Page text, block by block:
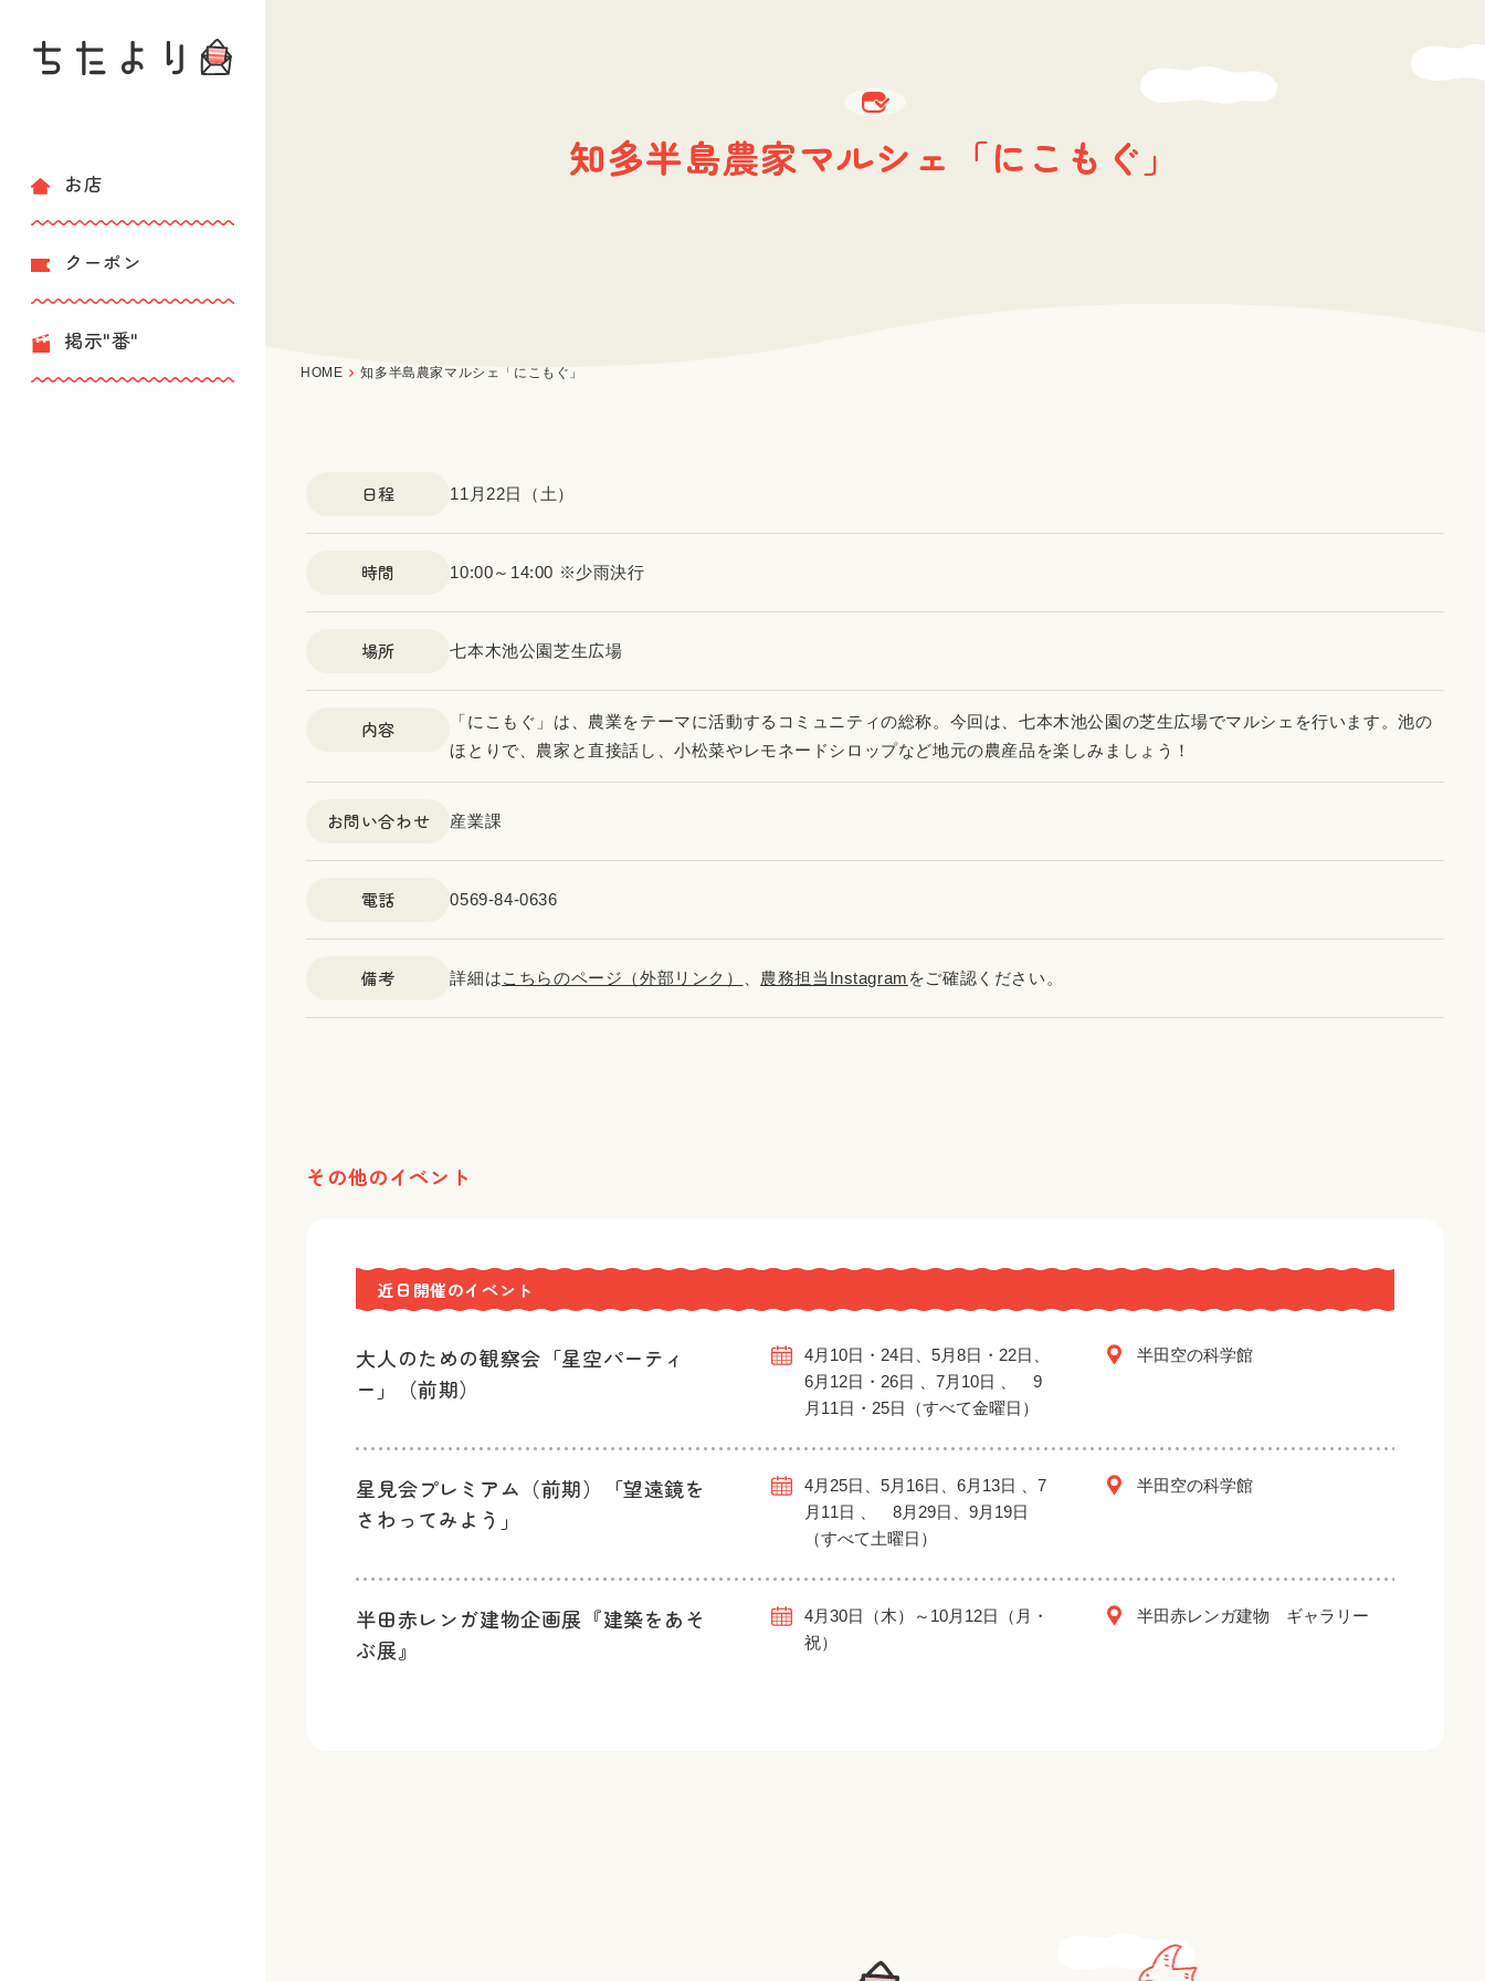
お店
クーポン
掲示"番"
知多半島農家マルシェ「にこもぐ」
HOME 知多半島農家マルシェ「にこもぐ」
日程 11月22日（土）
時間 10:00～14:00 ※少雨決行
場所 七本木池公園芝生広場
内容
「にこもぐ」は、農業をテーマに活動するコミュニティの総称。今回は、七本木池公園の芝生広場でマルシェを行います。池の
ほとりで、農家と直接話し、小松菜やレモネードシロップなど地元の農産品を楽しみましょう！
お問い合わせ 産業課
電話 0569-84-0636
備考 詳細はこちらのページ（外部リンク） 農務担当Instagram をご確認ください。
その他のイベント
近日開催のイベント
大人のための観察会「星空パーティ
ー」（前期）
4月10日・24日、5月8日・22日、
6月12日・26日 、7月10日 、 9
月11日・25日（すべて金曜日）
半田空の科学館
星見会プレミアム（前期）「望遠鏡を
さわってみよう」
4月25日、5月16日、6月13日 、7
月11日 、 8月29日、9月19日
（すべて土曜日）
半田空の科学館
半田赤レンガ建物企画展『建築をあそ
ぶ展』
4月30日（木）～10月12日（月・
祝）
半田赤レンガ建物 ギャラリー